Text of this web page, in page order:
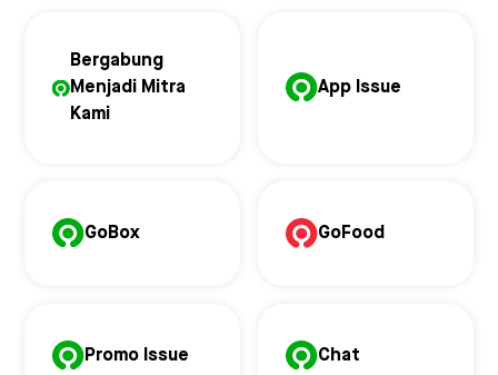
Bergabung
Menjadi Mitra
Kami
App Issue
GoBox GoFood
Promo Issue Chat